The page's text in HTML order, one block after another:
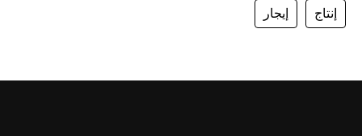
إنتاج إيجار